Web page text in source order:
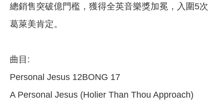
總銷售突破億門檻，獲得全英音樂獎加冕，入圍5次
葛萊美肯定。
曲目:
Personal Jesus 12BONG 17
A Personal Jesus (Holier Than Thou Approach)